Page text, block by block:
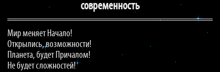
современность
Мир меняет Начало!
Открылись, возможности!
Планета, будет Причалом!
Не будет сложностей!